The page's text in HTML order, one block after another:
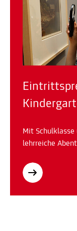
Mit Schulklasse
lehrreiche